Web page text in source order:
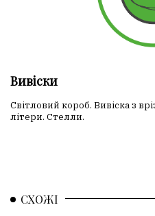
Вивіски
Світловий короб. Вивіска з
літери. Стелли.
СХОЖІ